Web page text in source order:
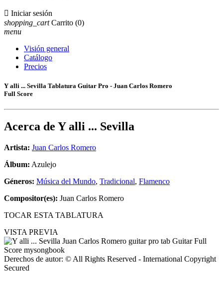
 Iniciar sesión
shopping_cart Carrito (0)
menu
Visión general
Catálogo
Precios
Y alli ... Sevilla Tablatura Guitar Pro - Juan Carlos Romero
Full Score
Acerca de Y alli ... Sevilla
Artista: Juan Carlos Romero
Álbum: Azulejo
Géneros: Música del Mundo, Tradicional, Flamenco
Compositor(es): Juan Carlos Romero
TOCAR ESTA TABLATURA
VISTA PREVIA
Derechos de autor: © All Rights Reserved - International Copyright
Secured